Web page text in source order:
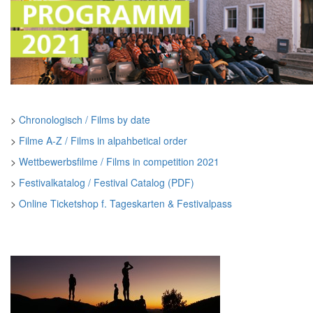
> Chronologisch / Films by date
> Filme A-Z / Films in alpahbetical order
> Wettbewerbsfilme / Films in competition 2021
> Festivalkatalog / Festival Catalog (PDF)
> Online Ticketshop f. Tageskarten & Festivalpass